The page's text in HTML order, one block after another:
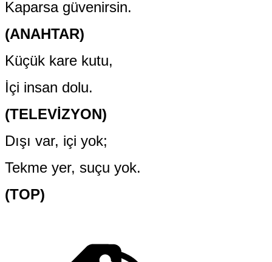
Kaparsa güvenirsin.
(ANAHTAR)
Küçük kare kutu,
İçi insan dolu.
(TELEVİZYON)
Dışı var, içi yok;
Tekme yer, suçu yok.
(TOP)